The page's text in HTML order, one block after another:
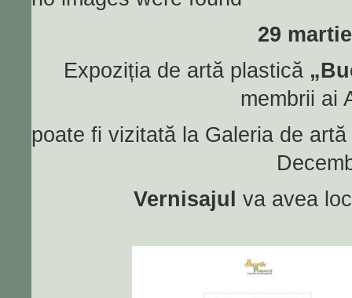
29
Expoziția de artă plastică
membrii ai
poate fi vizitată la Galeria de artă
Vernisajul va avea